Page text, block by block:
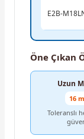
E2B-
Öne Çıkan
Uzun
16
Toleranslı